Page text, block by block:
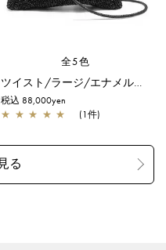
全5色
ツイスト/ラージ/エナメルブラック
税込 88,000yen
★ ★ ★ ★ ★ (1件)